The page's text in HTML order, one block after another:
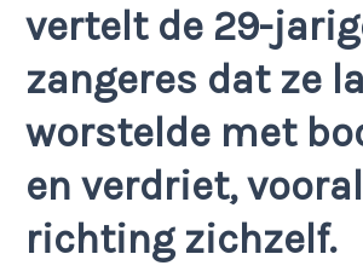
vertelt de 29-
zangeres dat ze
worstelde met
en verdriet, vooral
richting zichzelf.